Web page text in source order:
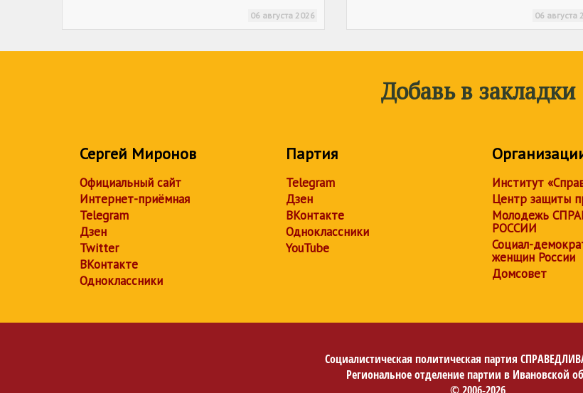
06 августа 2026 06 августа
Добавь в закладки
Сергей Миронов
Официальный сайт
Интернет-приёмная
Telegram
Дзен
Twitter
ВКонтакте
Одноклассники
Партия
Telegram
Дзен
ВКонтакте
Одноклассники
YouTube
Институт
Центр защиты
Молодежь
РОССИИ
Социал-
женщин России
Домсовет
Социалистическая политическая партия
Региональное отделение партии в Ивановской